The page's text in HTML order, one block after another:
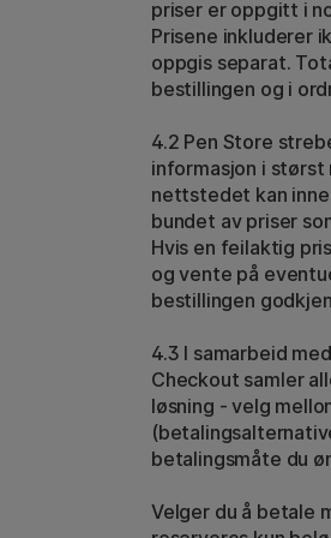
priser er oppgitt i
Prisene inkluderer
oppgis separat.
bestillingen og i
4.2 Pen Store
informasjon i størst
nettstedet kan
bundet av priser
Hvis en feilaktig
og vente på
bestillingen
4.3 I samarbeid
Checkout samler
løsning - velg
betalingsmåte du
Velger du å betale